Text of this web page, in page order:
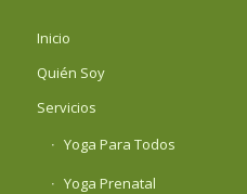
Inicio
Quién Soy
Servicios
Yoga Para Todos
Yoga Prenatal